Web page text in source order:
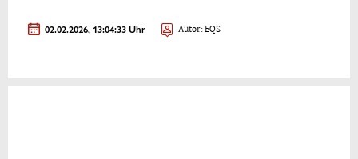
02.02.2026, 13:04:33 Uhr Autor: EQS